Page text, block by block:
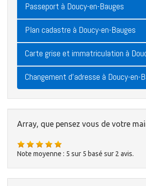
Passeport à Doucy-en-Bauges
Plan cadastre à Doucy-en-Bauges
Carte grise et immatriculation à
Changement d'adresse à Doucy-en-
Array, que pensez vous de votre
Note moyenne : 5 sur 5 basé sur 2 avis.